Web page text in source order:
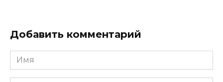
Добавить комментарий
Имя
*